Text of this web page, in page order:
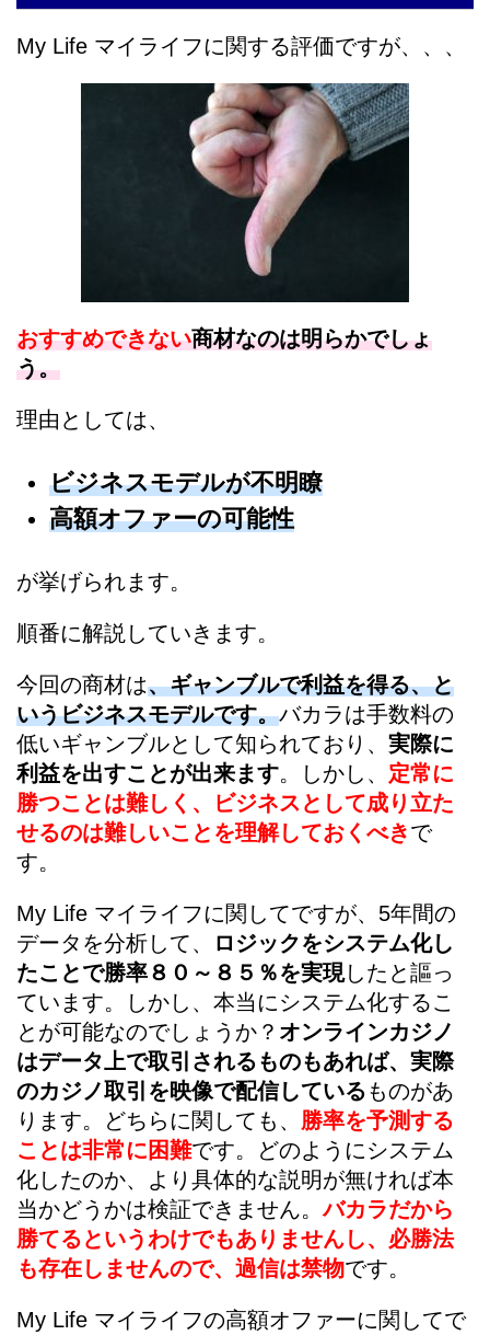
My Life マイライフに関する評価ですが、、、
おすすめできない商材なのは明らかでしょ
う。
理由としては、
ビジネスモデルが不明瞭
高額オファーの可能性
が挙げられます。
順番に解説していきます。
今回の商材は、ギャンブルで利益を得る、と
いうビジネスモデルです。バカラは手数料の
低いギャンブルとして知られており、 実際に
利益を出すことが出来ます。しかし、 定常に
勝つことは難しく、ビジネスとして成り立た
せるのは難しいことを理解しておくべきで
す。
My Life マイライフに関してですが、5年間の
データを分析して、
ロジックをシステム化し
たことで勝率８０～８５％を実現したと謳っ
ています。しかし、本当にシステム化するこ
とが可能なのでしょうか？ オンラインカジノ
はデータ上で取引されるものもあれば、実際
のカジノ取引を映像で配信しているものがあ
ります。どちらに関しても、 勝率を予測する
ことは非常に困難です。どのようにシステム
化したのか、より具体的な説明が無ければ本
当かどうかは検証できません。バカラだから
勝てるというわけでもありませんし、必勝法
も存在しませんので、過信は禁物です。
My Life マイライフの高額オファーに関してで